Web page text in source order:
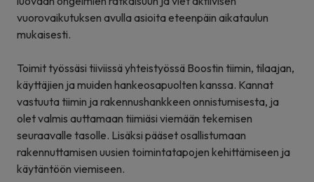
vuorovaikutuksen avulla asioita eteenpäin aikataulun
mukaisesti.
Toimit työssäsi tiiviissä yhteistyössä Boostin tiimin, tilaajan,
käyttäjien ja muiden hankeosapuolten kanssa. Kannat
vastuuta tiimin ja rakennushankkeen onnistumisesta, ja
olet valmis auttamaan tiimiäsi viemään tekemisen
seuraavalle tasolle. Lisäksi pääset osallistumaan
rakennuttamisen uusien toimintatapojen kehittämiseen ja
käytäntöön viemiseen.